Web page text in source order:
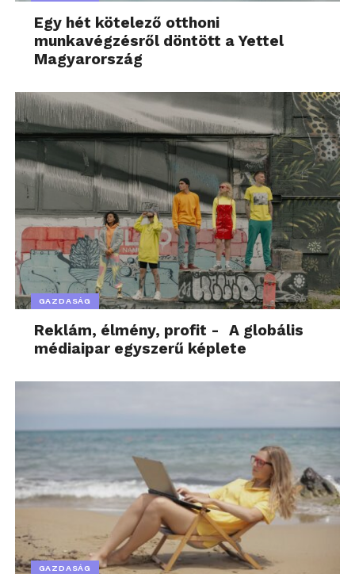
Egy hét kötelező otthoni
munkavégzésről döntött a Yettel
Magyarország
GAZDASÁG
Reklám, élmény, profit - A globális
médiaipar egyszerű képlete
GAZDASÁG